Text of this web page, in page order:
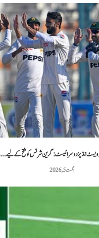
ویسٹ انڈیز دوسرا ٹیسٹ: گرین شرٹس کو فتح کے لیے...
اگست 5, 2026